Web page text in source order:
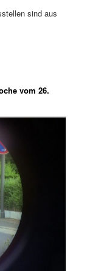
sind aus
vom 26.